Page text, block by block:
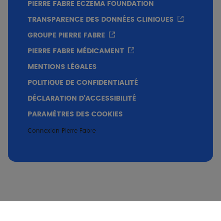
PIERRE FABRE ECZEMA FOUNDATION
TRANSPARENCE DES DONNÉES CLINIQUES
GROUPE PIERRE FABRE
PIERRE FABRE MÉDICAMENT
MENTIONS LÉGALES
POLITIQUE DE CONFIDENTIALITÉ
DÉCLARATION D'ACCESSIBILITÉ
PARAMÈTRES DES COOKIES
Connexion Pierre Fabre